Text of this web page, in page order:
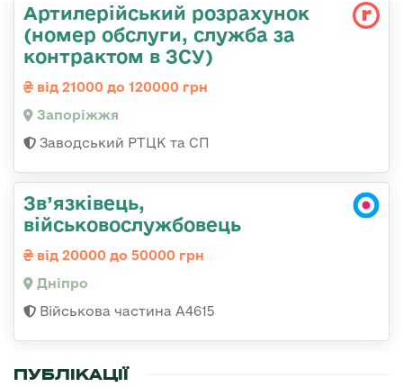
Артилерійський розрахунок
(номер обслуги, служба за
контрактом в ЗСУ)
від 21000 до 120000 грн
Запоріжжя
Заводський РТЦК та СП
Зв’язківець,
військовослужбовець
від 20000 до 50000 грн
Дніпро
Військова частина А4615
ПУБЛІКАЦІЇ